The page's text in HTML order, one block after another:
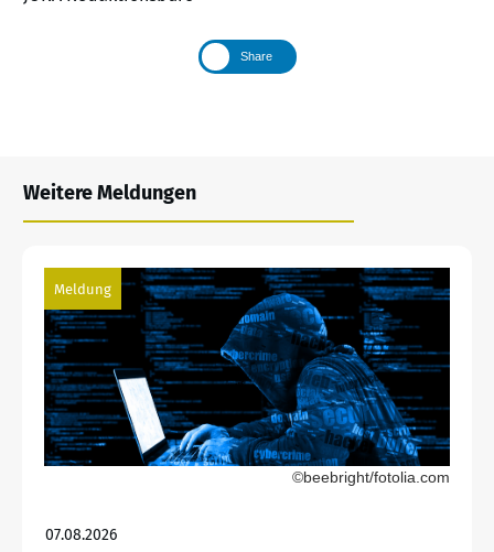
Share
Weitere Meldungen
Meldung
©beebright/fotolia.com
07.08.2026